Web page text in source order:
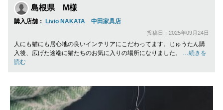
島根県 M様
購入店舗： Livio NAKATA 中田家具店
投稿日：2025年09月24日
人にも猫にも居心地の良いインテリアにこだわってます。じゅうたん購
入後、広げた途端に猫たちのお気に入りの場所になりました。
…続きを
読む